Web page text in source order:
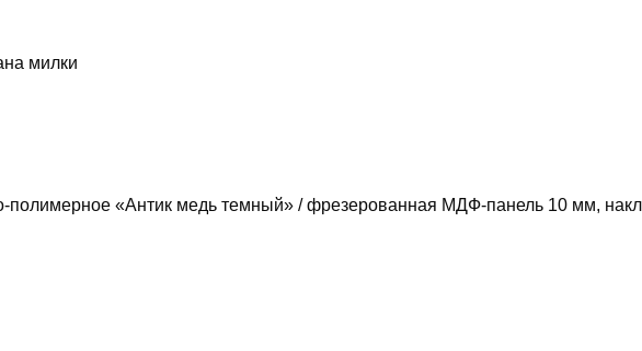
милки
«Антик медь темный» / фрезерованная МДФ-панель 10 мм,